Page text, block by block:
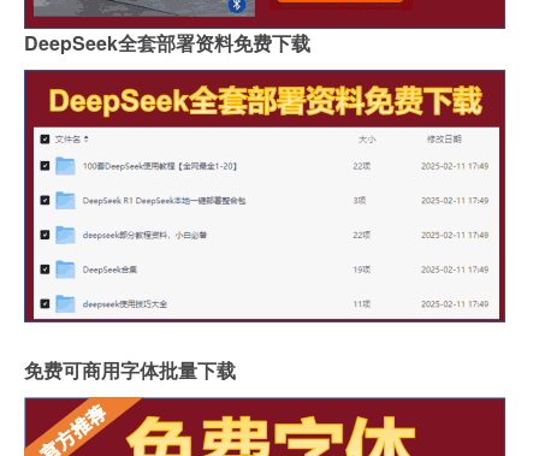
DeepSeek全套部署资料免费下载
免费可商用字体批量下载